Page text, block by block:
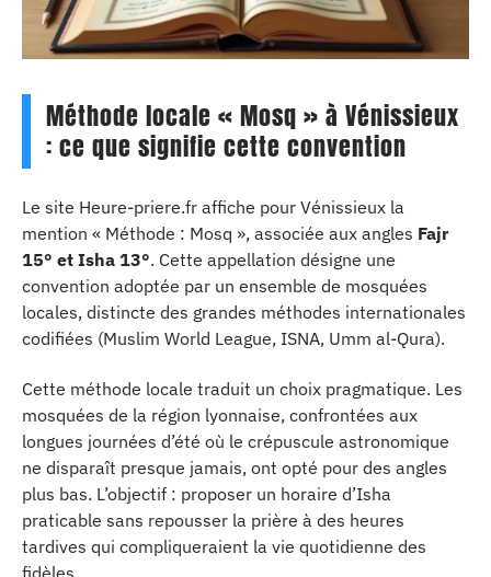
Méthode locale « Mosq » à Vénissieux
: ce que signifie cette convention
Le site Heure-priere.fr affiche pour Vénissieux la
mention « Méthode : Mosq », associée aux angles Fajr
15° et Isha 13°. Cette appellation désigne une
convention adoptée par un ensemble de mosquées
locales, distincte des grandes méthodes internationales
codifiées (Muslim World League, ISNA, Umm al-Qura).
Cette méthode locale traduit un choix pragmatique. Les
mosquées de la région lyonnaise, confrontées aux
longues journées d’été où le crépuscule astronomique
ne disparaît presque jamais, ont opté pour des angles
plus bas. L’objectif : proposer un horaire d’Isha
praticable sans repousser la prière à des heures
tardives qui compliqueraient la vie quotidienne des
fidèles.